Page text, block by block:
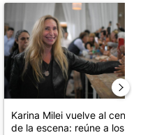
"Lionel Messi llegó a
Un artículo de tendencia
Karina Milei vuelve al centro
de la escena: reúne a los...